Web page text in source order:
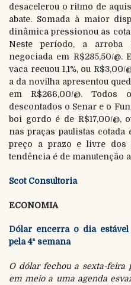
desacelerou o ritmo de
abate. Somada à maior
dinâmica pressionou as
Neste período, a
negociada em R$285,50/@.
vaca recuou 1,1%, ou R$3,00/
a da novilha apresentou
em R$266,00/@.
descontados o Senar e o
boi gordo é de R$17,00/@,
nas praças paulistas cotada
preço a prazo e livre dos
tendência é de manutenção
Scot Consultoria
ECONOMIA
Dólar encerra o dia
pela 4ª semana
O dólar fechou a sexta-feira
em meio a uma agenda